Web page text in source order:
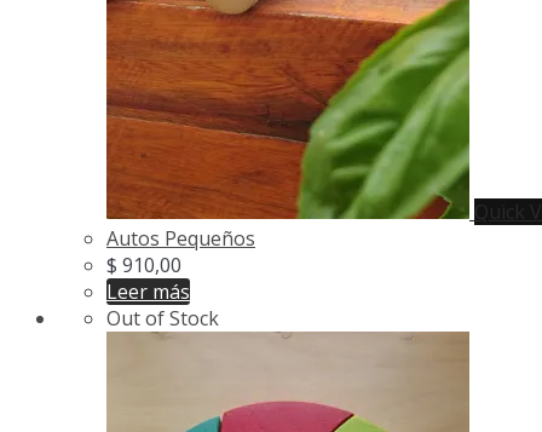
Autos Pequeños
$ 910,00
Leer más
Out of Stock